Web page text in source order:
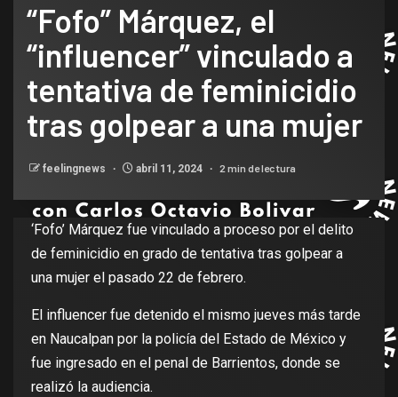
“Fofo” Márquez, el
“influencer” vinculado a
tentativa de feminicidio
tras golpear a una mujer
feelingnews abril 11, 2024 2 min de lectura
‘Fofo’ Márquez fue vinculado a proceso por el delito
de feminicidio en grado de tentativa tras golpear a
una mujer el pasado 22 de febrero.
El influencer fue detenido el mismo jueves más tarde
en Naucalpan por la policía del Estado de México y
fue ingresado en el penal de Barrientos, donde se
realizó la audiencia.